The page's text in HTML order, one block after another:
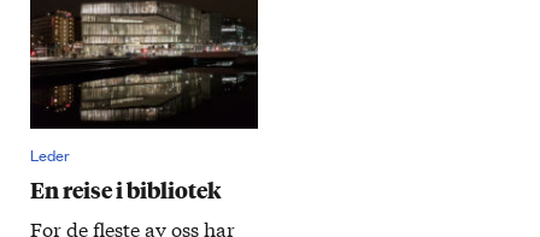
Leder
En reise i bibliotek
For de fleste av oss har